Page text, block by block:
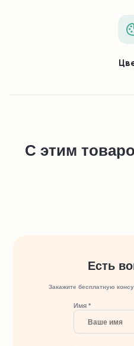
С этим
Есть
Закажите бесплатную
Имя *